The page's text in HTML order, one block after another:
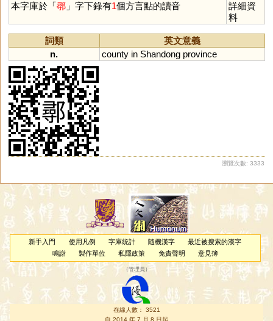
本字庫於「鄩」字下錄有1個方言點的讀音
詳細資
料
詞類
英文意義
n.
county in Shandong province
瀏覽次數: 3333
新手入門 使用凡例 字庫統計 隨機漢字
最近被搜索的漢字
鳴謝
製作單位 私隱政策 免責聲明 意見簿
（管理員 ）
在線人數： 3521